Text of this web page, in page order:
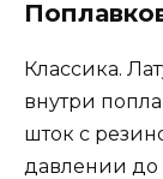
Классика.
внутри
шток с
давлении до